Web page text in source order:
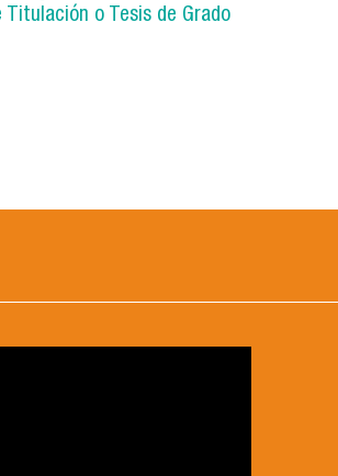
Titulación o Tesis de Grado